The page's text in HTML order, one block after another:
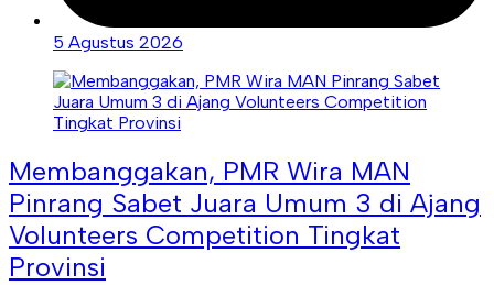
5 Agustus 2026
Membanggakan, PMR Wira MAN
Pinrang Sabet Juara Umum 3 di Ajang
Volunteers Competition Tingkat
Provinsi